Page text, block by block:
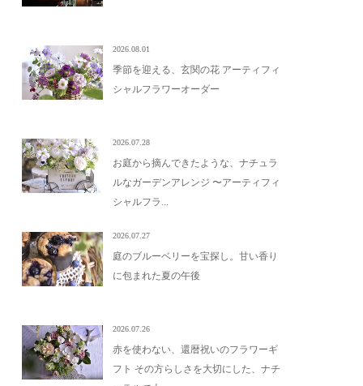
2026.08.01
季節を迎える、玄関の花 アーティフィ
シャルフラワーオーダー
2026.07.28
お庭から摘んできたような、ナチュラ
ルなガーデンアレンジ 〜アーティフィ
シャルフラ...
2026.07.27
庭のブルーベリーを宝探し。甘い香り
に包まれた夏の午後
2026.07.26
赤を使わない、還暦祝いのフラワーギ
フト その方らしさを大切にした、ナチ